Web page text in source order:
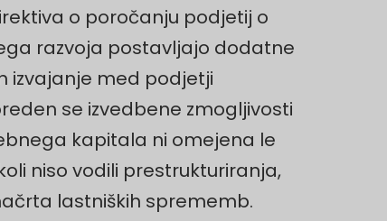
o poročanju podjetij o
razvoja postavljajo dodatne
izvajanje med podjetji
se izvedbene zmogljivosti
kapitala ni omejena le
niso vodili prestrukturiranja,
lastniških sprememb.